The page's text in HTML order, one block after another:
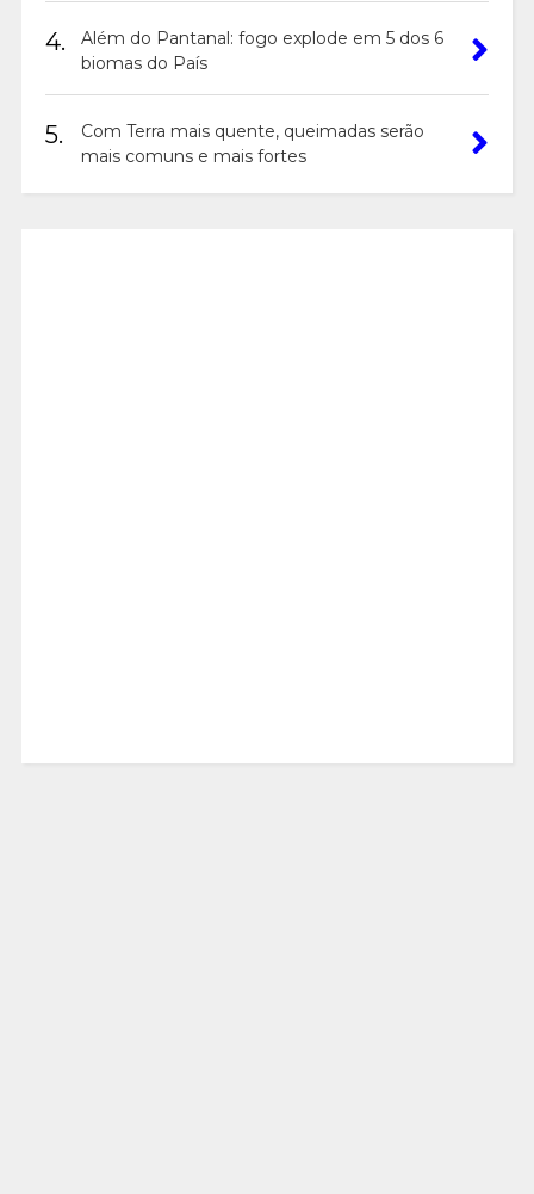
4.
Além do Pantanal: fogo explode em 5 dos 6
biomas do País
5.
Com Terra mais quente, queimadas serão
mais comuns e mais fortes